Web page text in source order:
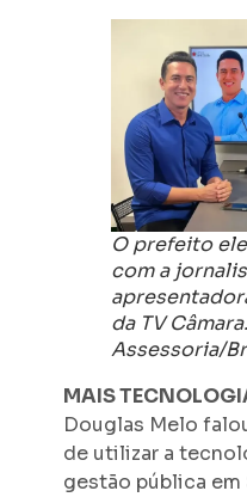
O prefeito
com a
da TV
Assessoria/
MAIS
Douglas Melo
de utilizar a
gestão pública em